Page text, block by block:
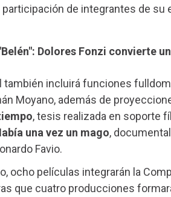
de integrantes de su
Dolores Fonzi convierte
también incluirá funciones
Moyano, además de
, tesis realizada en soporte
una vez un mago,
Favio.
ocho películas integrarán la
que cuatro producciones